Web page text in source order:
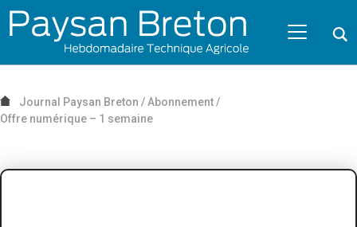
Passer au contenu
NAVIGATION MOBILE
NAVIGATION
PRINCIPALE
Journal Paysan Breton / Abonnement/
Offre numérique – 1 semaine